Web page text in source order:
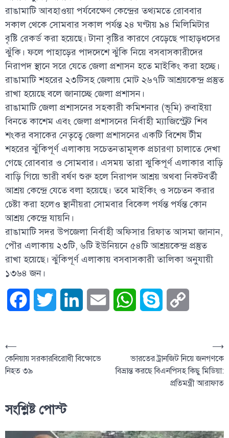
রাঙামাটি আবহাওয়া পর্যবেক্ষেণ কেন্দ্রের তথ্যমতে রোববার
সকাল থেকে সোমবার সকাল পর্যন্ত ২৪ ঘণ্টায় ৯৪ মিলিমিটার
বৃষ্টি রেকর্ড করা হয়েছে। টানা বৃষ্টির কারণে বেড়েছে পাহাড়ধসের
ঝুঁকি। ফলে পাহাড়ের পাদদেশে ঝুঁকি নিয়ে বসবাসকারীদের
নিরাপদ স্থানে সরে যেতে জেলা প্রশাসন হতে মাইকিং করা হচ্ছে।
রাঙামাটি শহরের ২৩টিসহ জেলায় মোট ২৬৭টি আশ্রয়কেন্দ্র প্রস্তুত
রাখা হয়েছে বলে জানাচ্ছে জেলা প্রশাসন।
রাঙামাটি জেলা প্রশাসনের সহকারী কমিশনার (ভূমি) রুবাইয়া
বিনতে কাশেম এবং জেলা প্রশাসনের নির্বাহী ম্যাজিস্ট্রেট শিব
শংকর বসাকের নেতৃত্বে জেলা প্রশাসনের একটি বিশেষ টীম
শহরের ঝুঁকিপূর্ণ এলাকায় সচেতনতামূলক প্রচারণা চালাতে দেখা
গেছে রোববার ও সোমবার। এসময় তারা ঝুকিপূর্ণ এলাকার বাড়ি
বাড়ি গিয়ে ভারী বর্ষণ শুরু হলে নিরাপদ আশ্রয় অথবা নিকটবর্তী
আশ্রয় কেন্দ্রে যেতে বলা হয়েছে। তবে মাইকিং ও সচেতন করার
চেষ্টা করা হলেও স্থানীয়রা সোমবার বিকেল পর্যন্ত পর্যন্ত কোন
আশ্রয় কেন্দ্রে যায়নি।
রাঙামাটি সদর উপজেলা নির্বাহী অফিসার রিফাত আসমা জানান,
পৌর এলাকায় ২৩টি, ৬টি ইউনিয়নে ৫৪টি আশ্রয়কেন্দ্র প্রস্তুত
রাখা হয়েছে। ঝুঁকিপূর্ণ এলাকায় বসবাসকারী তালিকা অনুযায়ী
১৩৬৪ জন।
FacebookTwitter LinkedIn Email WhatsAppSkype
⟵
কেনিয়ায় সরকারবিরোধী বিক্ষোভে
নিহত ৩৯
ভারতের ট্রানজিট নিয়ে জনগণকে
বিভ্রান্ত করছে বিএনপিসহ কিছু মিডিয়া:
প্রতিমন্ত্রী আরাফাত
⟶
সংশ্লিষ্ট পোস্ট